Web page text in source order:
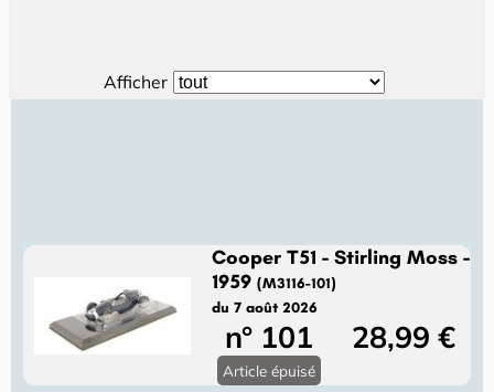
Afficher
Cooper T51 - Stirling Moss -
1959(M3116-101)
du 7 août 2026
n° 101 28,99 €
Article épuisé